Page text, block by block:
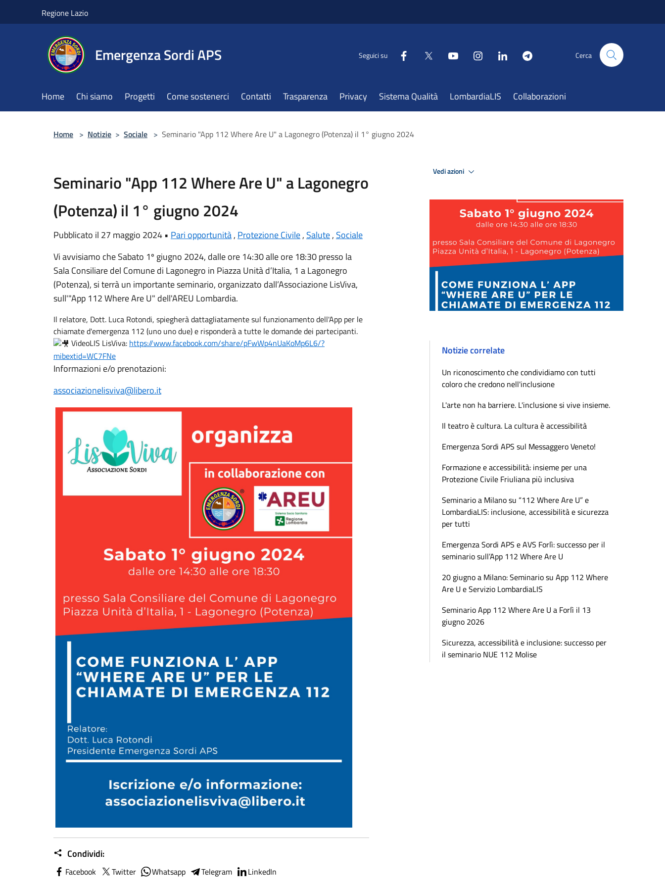
Regione Lazio
Emergenza Sordi APS Seguici su Cerca
Home Chi siamo Progetti Come sostenerci Contatti Trasparenza Privacy Sistema Qualità LombardiaLIS Collaborazioni
Home > Notizie > Sociale > Seminario "App 112 Where Are U" a Lagonegro (Potenza) il 1° giugno 2024
Seminario "App 112 Where Are U" a Lagonegro
(Potenza) il 1° giugno 2024
Pubblicato il 27 maggio 2024 • Pari opportunità, Protezione Civile, Salute, Sociale
Vi avvisiamo che Sabato 1º giugno 2024, dalle ore 14:30 alle ore 18:30 presso la
Sala Consiliare del Comune di Lagonegro in Piazza Unità d’Italia, 1 a Lagonegro
(Potenza), si terrà un importante seminario, organizzato dall’AssociazioneLisViva,
sull'"App 112 Where Are U" dell'AREU Lombardia.
Il relatore, Dott. Luca Rotondi, spiegherà dattagliatamente sul funzionamento dell'App per le
chiamate d'emergenza 112 (uno uno due) e risponderà a tutte le domande dei partecipanti.
VideoLIS LisViva: https://www.facebook.com/share/pFwWp4nUaKoMp6L6/?
mibextid=WC7FNe
Informazioni e/o prenotazioni:
associazionelisviva@libero.it
Condividi:
Facebook Twitter Whatsapp Telegram LinkedIn
Vedi azioni
Notizie correlate
Un riconoscimento che condividiamo con tutti
coloro che credono nell'inclusione
L'arte non ha barriere. L'inclusione si vive insieme.
Il teatro è cultura. La cultura è accessibilità
Emergenza Sordi APS sul Messaggero Veneto!
Formazione e accessibilità: insieme per una
Protezione Civile Friuliana più inclusiva
Seminario a Milano su “112 Where Are U” e
LombardiaLIS: inclusione, accessibilità e sicurezza
per tutti
Emergenza Sordi APS e AVS Forlì: successo per il
seminario sull’App 112 Where Are U
20 giugno a Milano: Seminario su App 112 Where
Are U e Servizio LombardiaLIS
Seminario App 112 Where Are U a Forlì il 13
giugno 2026
Sicurezza, accessibilità e inclusione: successo per
il seminario NUE 112 Molise